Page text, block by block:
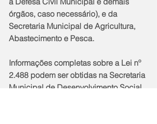
órgãos, caso necessário), e da
Secretaria Municipal de Agricultura,
Abastecimento e Pesca.
Informações completas sobre a Lei nº
2.488 podem ser obtidas na Secretaria
Municipal de Desenvolvimento Social,